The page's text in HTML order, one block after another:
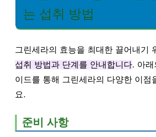
는 섭취 방법
그린세라의 효능을 최대한 끌어내기
섭취 방법과 단계를 안내합니다. 아
이드를 통해 그린세라의 다양한 이점
요.
준비 사항